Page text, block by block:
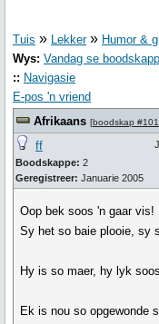
Tuis » Lekker» Humor &
Wys: Vandag se
:: Navigasie
E-pos 'n vriend
Afrikaans [boodskap
ff
Boodskappe: 2
Geregistreer: Januarie 2005
Oop bek soos 'n gaar vis!
Sy het so baie plooie, sy
Hy is so maer, hy lyk
Ek is nou so opgewonde